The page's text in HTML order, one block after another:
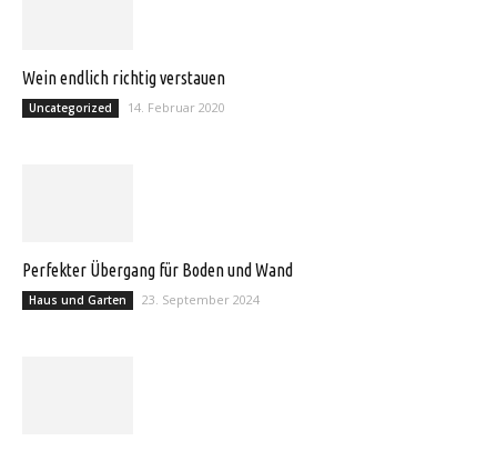
Wein endlich richtig verstauen
Uncategorized 14. Februar 2020
Perfekter Übergang für Boden und Wand
Haus und Garten 23. September 2024